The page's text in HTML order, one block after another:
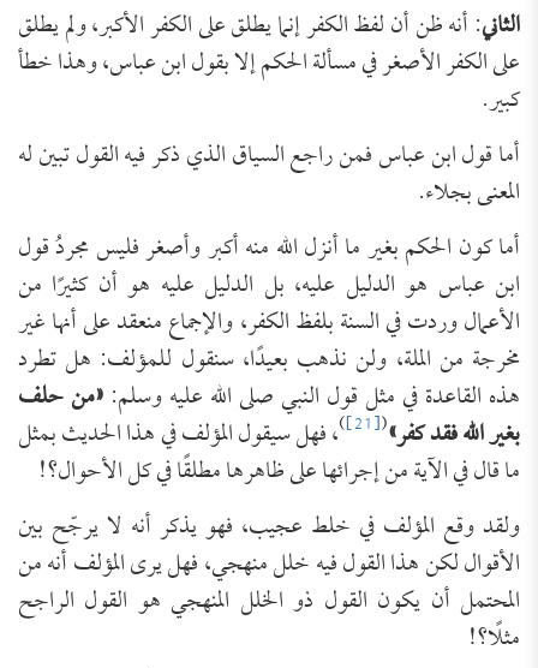
الثاني: أنه ظن أن لفظ الكفر إنما يطلق على الكفر الأكبر، ولم يطلق
على الكفر الأصغر في مسألة الحكم إلا بقول ابن عباس، وهذا خطأ
كبير.
أما قول ابن عباس فمن راجع السياق الذي ذكر فيه القول تبين له
المعنى بجلاء.
أما كون الحكم بغير ما أنزل الله منه أكبر وأصغر فليس مجردُ قول
ابن عباس هو الدليل عليه، بل الدليل عليه هو أن كثيرًا من
الأعمال وردت في السنة بلفظ الكفر، والإجماع منعقد على أنها غير
مخرجة من الملة، ولن نذهب بعيدًا، سنقول للمؤلف: هل تطرد
هذه القاعدة في مثل قول النبي صلى الله عليه وسلم:«من حلف
بغير الله فقد كفر»(
[21]
)، فهل سيقول المؤلف في هذا الحديث بمثل
ما قال في الآية من إجرائها على ظاهرها مطلقًا في كل الأحوال؟!
ولقد وقع المؤلف في خلط عجيب، فهو يذكر أنه لا يرجّح بين
الأقوال لكن هذا القول فيه خلل منهجي، فهل يرى المؤلف أنه من
المحتمل أن يكون القول ذو الخلل المنهجي هو القول الراجح
مثلًا؟!